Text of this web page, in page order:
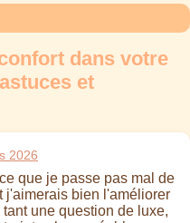
dans votre
et
2026
que je passe pas mal de
j'aimerais bien l'améliorer
une question de luxe,